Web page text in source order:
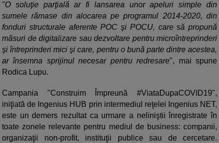
"O soluţie parţială ar fi lansarea unor apeluri simple din
sumele rămase din alocarea pe programul 2014-2020, din
fonduri structurale aferente POC şi POCU, care să propună
măsuri de digitalizare sau dezvoltare pentru microîntreprinderi
şi întreprinderi mici şi care, pentru o bună parte dintre acestea,
ar însemna sprijinul necesar pentru redresare", mai spune
Rodica Lupu.
Campania "Construim Împreună #ViataDupaCOVID19",
iniţiată de Ingenius HUB prin intermediul reţelei Ingenius NET,
este un demers rezultat ca urmare a neliniştii înregistrate în
toate zonele relevante pentru mediul de business: companii,
organizaţii non-profit, instituţii publice sau de cercetare.